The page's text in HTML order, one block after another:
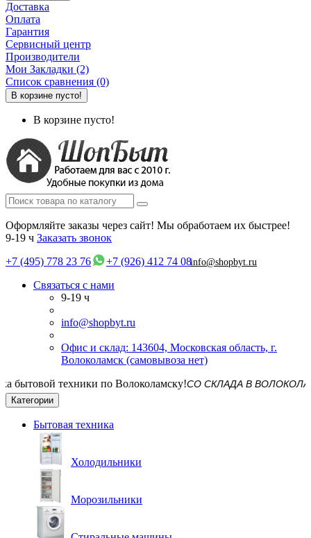
Доставка
Оплата
Гарантия
Сервисный центр
Производители
Мои Закладки (2)
Список сравнения (0)
В корзине пусто!
В корзине пусто!
Оформляйте заказы через сайт! Мы обработаем их быстрее!
9-19 ч Заказать звонок
+7 (495) 778 23 76
+7 (926) 412 74 08info@shopbyt.ru
Связаться с нами
9-19 ч
info@shopbyt.ru
Офис и склад: 143604, Московская область, г.
Волоколамск (самовывоза нет)
СО СКЛАДА В ВОЛОКОЛАМСКЕ!
Категории
Бытовая техника
Холодильники
Морозильники